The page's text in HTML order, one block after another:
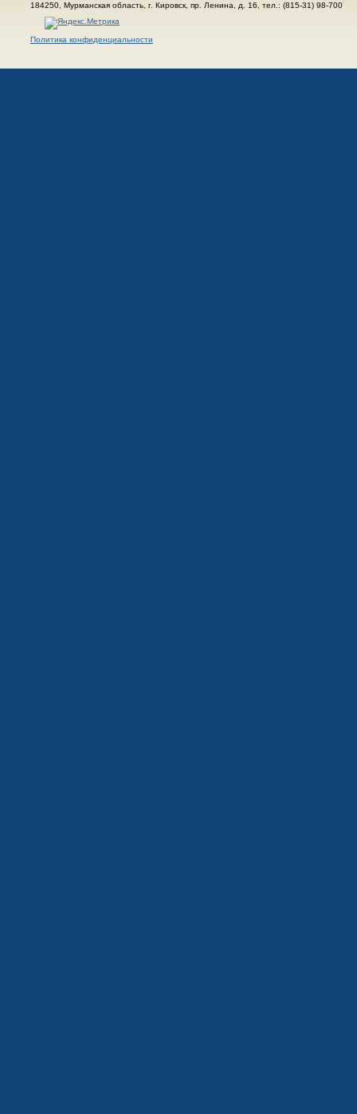
184250, Мурманская область, г. Кировск, пр. Ленина, д. 16, тел.: (815-31) 98-700
Политика конфиденциальности